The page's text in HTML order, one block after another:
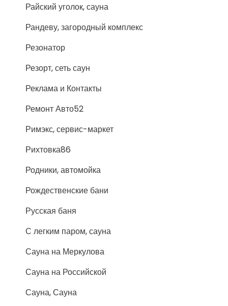
Райский уголок, сауна
Рандеву, загородный комплекс
Резонатор
Резорт, сеть саун
Реклама и Контакты
Ремонт Авто52
Римэкс, сервис-маркет
Рихтовка86
Родники, автомойка
Рождественские бани
Русская баня
С легким паром, сауна
Сауна на Меркулова
Сауна на Российской
Сауна, Сауна